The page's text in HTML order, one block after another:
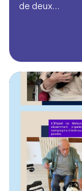
de deux…